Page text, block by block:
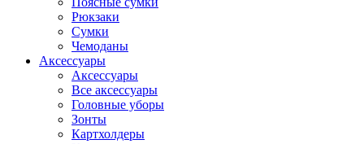
Рюкзаки
Сумки
Чемоданы
Аксессуары
Аксессуары
Все аксессуары
Головные уборы
Зонты
Картхолдеры